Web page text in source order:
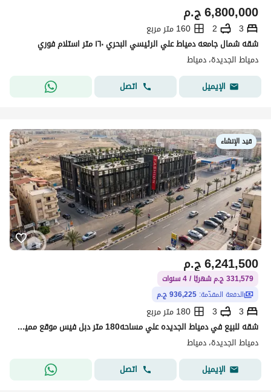
ج.م6,800,000
3
2
160 متر مربع
شقه شمال جامعه دمياط علي الرئيسي البحري ١٦٠ متر استلام فوري
دمياط الجديدة، دمياط
الإيميل
اتصل
قيد الإنشاء
ج.م6,241,500
331,579 ج.م شهريًا / 4 سنوات
الدفعة المقدّمة: 936,225 ج.م
3
3
180 متر مربع
شقه للبيع في دمياط الجديده علي مساحه180 متر دبل فيس موقع مميز في قلب دمياط الجديده مركز خدمات الحي التالت وقريب من كل الخدمات الي محتاجها يومك
دمياط الجديدة، دمياط
الإيميل
اتصل